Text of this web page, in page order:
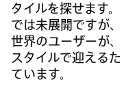
タイルを探せます
では未展開ですが
世界のユーザーが
スタイルで迎える
ています。